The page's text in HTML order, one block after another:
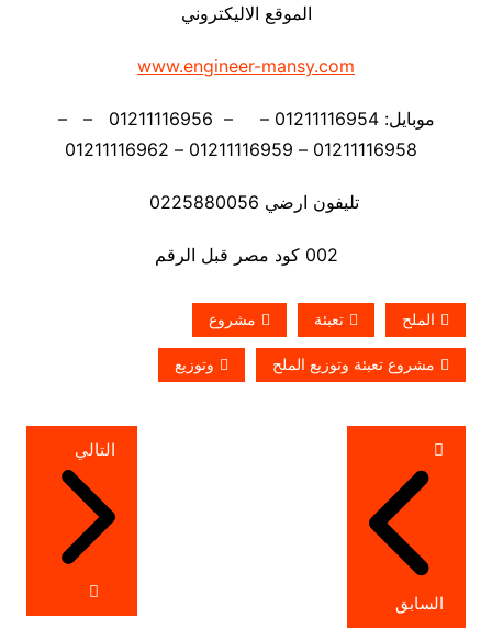
الموقع الاليكتروني
www.engineer-mansy.com
موبايل: 01211116954 – – 01211116956 – –
تليفون ارضي 0225880056
002 كود مصر قبل الرقم
الملح تعبئة مشروع
مشروع تعبئة وتوزيع الملح وتوزيع
تصفّح
المقالات
السابق
التالي